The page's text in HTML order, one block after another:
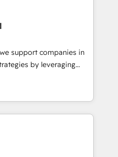
🔹 BOOMS:
With BOOMS,
buyers, accelerating your
as an undisputed
designed to
and optimize your
our growth-first
dominate their
support companies in
by leveraging
their marketing and
growth. Our offer spans
We specialize in CRM
web design, sales
with tech companies
we are committed to